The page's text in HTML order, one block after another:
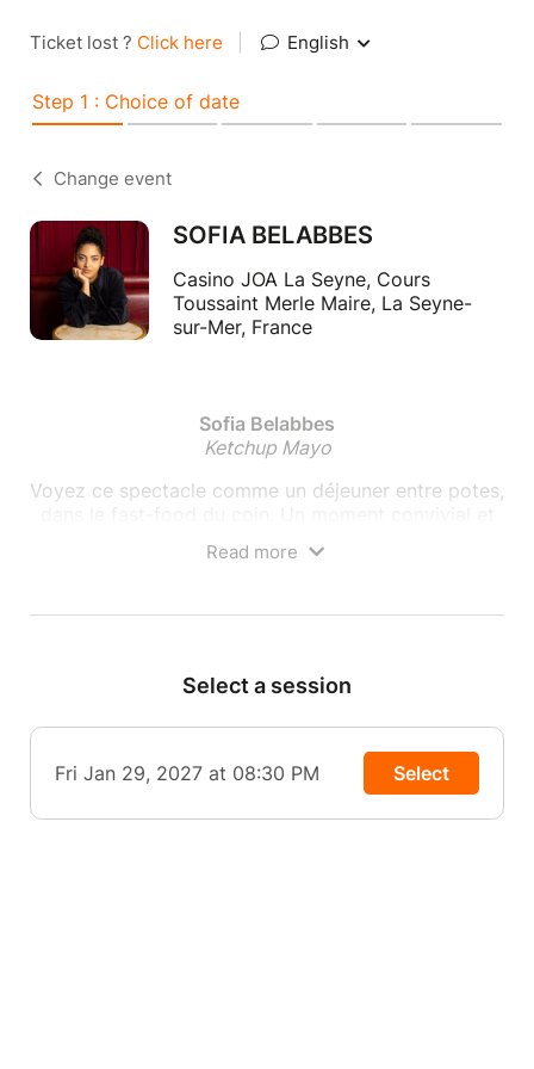
Ticket lost ? Click here English
Step 1 : Choice of date
Change event
SOFIA BELABBES
Casino JOA La Seyne, Cours
Toussaint Merle Maire, La Seyne-
sur-Mer, France
Sofia Belabbes
Ketchup Mayo
Voyez ce spectacle comme un déjeuner entre potes,
Parce qu'elle finit toujours par faire les choses à sa
Spectacle déconseillé aux moins de 15 ans
Ouverture des portes à 19h30
Read more
Select a session
Fri Jan 29, 2027 at 08:30 PM Select